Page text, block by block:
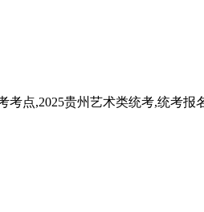
点,2025贵州艺术类统考,统考